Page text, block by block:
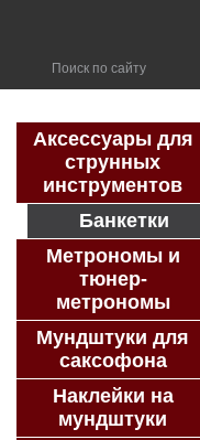
Аксессуары для
струнных
инструментов
Банкетки
Метрономы и
тюнер-
метрономы
Мундштуки для
саксофона
Наклейки на
мундштуки